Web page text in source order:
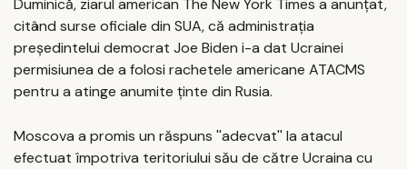
Duminică, ziarul american The New York Times a anunţat,
citând surse oficiale din SUA, că administraţia
preşedintelui democrat Joe Biden i-a dat Ucrainei
permisiunea de a folosi rachetele americane ATACMS
pentru a atinge anumite ţinte din Rusia.
Moscova a promis un răspuns ''adecvat'' la atacul
efectuat împotriva teritoriului său de către Ucraina cu